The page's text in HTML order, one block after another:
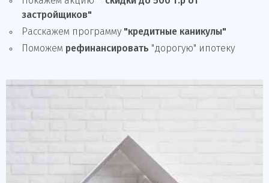
застройщиков"
Расскажем программу "кредитные каникулы"
Поможем рефинансировать "дорогую" ипотеку